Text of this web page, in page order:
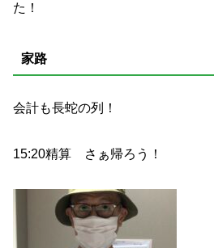
た！
家路
会計も長蛇の列！
15:20精算 さぁ帰ろう！